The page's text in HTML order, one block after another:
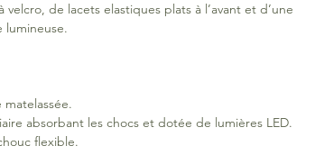
de lacets elastiques plats à l’avant et d’une
lumineuse.
absorbant les chocs et dotée de lumières LED.
flexible.